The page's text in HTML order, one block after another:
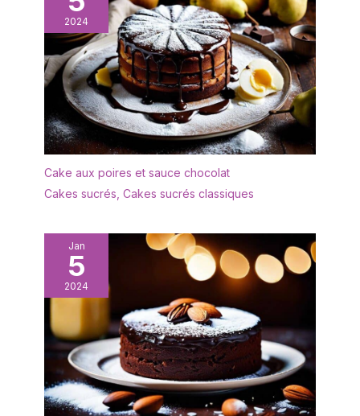
Fabriqué avec des
ingrédients sans OGM.
STOCKAGE - Il est
recommandé de stocker
le produit dans un endroit
frais et sec, entre 16 et
20 degrés, sans
exposition directe à la
lumière du soleil. La
stockage ne doit pas
dépasser 26 degrés
période, afin que les
caractéristiques du
produit ne soient pas
affectées. FABRIQUÉ EN
ESPAGNE - Fabriqué
localement dans les îles
Canaries. Tirma est une
marque espagnole qui
compte plus de 80 ans
d'expérience sur le
marché de la confiserie.
2024
Cake aux poires et sauce chocolat
Cakes sucrés Cakes sucrés classiques
Jan
5
2024